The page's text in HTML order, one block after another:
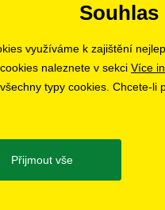
Ostrava
Zlín
využíváme k zajištění
naleznete v sekci Více
typy cookies. Chcete-
Přijmout vše